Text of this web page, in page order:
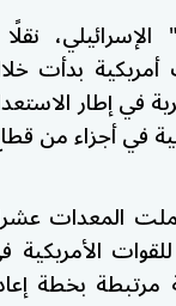
أمريكية بدأت
في إطار
في أجزاء من
المعدات
الأمريكية
بخطة